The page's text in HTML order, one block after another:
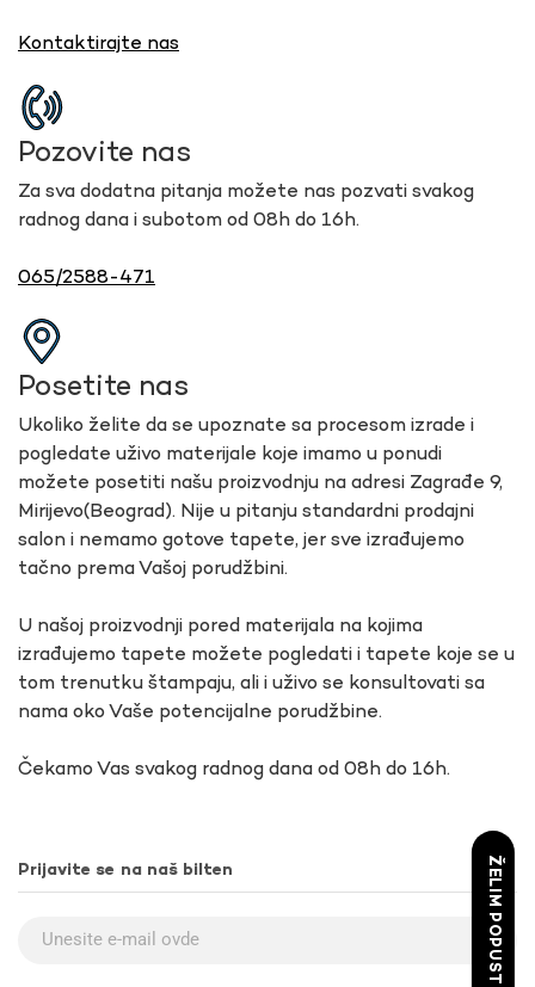
Kontaktirajte nas
Pozovite nas
Za sva dodatna pitanja možete nas pozvati svakog
radnog dana i subotom od 08h do 16h.
065/2588-471
Posetite nas
Ukoliko želite da se upoznate sa procesom izrade i
pogledate uživo materijale koje imamo u ponudi
možete posetiti našu proizvodnju na adresi Zagrađe 9,
Mirijevo(Beograd). Nije u pitanju standardni prodajni
salon i nemamo gotove tapete, jer sve izrađujemo
tačno prema Vašoj porudžbini.
U našoj proizvodnji pored materijala na kojima
izrađujemo tapete možete pogledati i tapete koje se u
tom trenutku štampaju, ali i uživo se konsultovati sa
nama oko Vaše potencijalne porudžbine.
Čekamo Vas svakog radnog dana od 08h do 16h.
Prijavite se na naš bilten ŽELIM POPUST